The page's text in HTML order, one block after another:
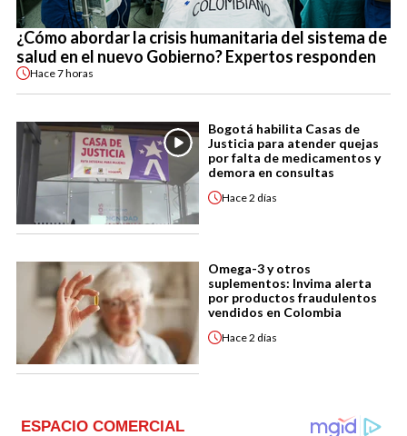
¿Cómo abordar la crisis humanitaria del sistema de
salud en el nuevo Gobierno? Expertos responden
Hace7 horas
Bogotá habilita Casas de
Justicia para atender quejas
por falta de medicamentos y
demora en consultas
Hace2 días
Omega-3 y otros
suplementos: Invima alerta
por productos fraudulentos
vendidos en Colombia
Hace2 días